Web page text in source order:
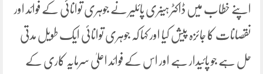
اپنے خطاب میں ڈاکٹر ہینری پائلیر نے جوہری توانائی کے فوائد اور
نقصانات کا جائزہ پیش کیا اور کہا کہ جوہری توانائی ایک طویل مدتی
حل ہے جو پائیدار ہے اور اس کے فوائد اعلیٰ سرمایہ کاری کے